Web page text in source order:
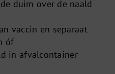
duim over de naald
vaccin en separaat
óf
in afvalcontainer